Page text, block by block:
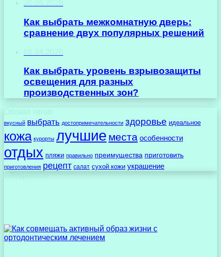
Как выбрать межкомнатную дверь:
сравнение двух популярных решений
Как выбрать уровень взрывозащиты
освещения для разных
производственных зон?
Облако тегов
вкусный выбрать достопримечательности здоровье идеальное
кожа курорты лучшие места особенности
отдых пляжи правильно преимущества приготовить
приготовления рецепт салат сухой кожи украшение